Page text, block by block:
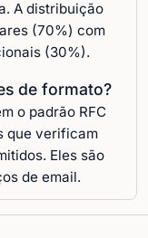
A distribuição
(70%) com
(30%).
de formato?
o padrão RFC
que verificam
Eles são
de email.